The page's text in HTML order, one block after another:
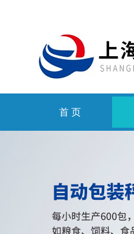
首 页